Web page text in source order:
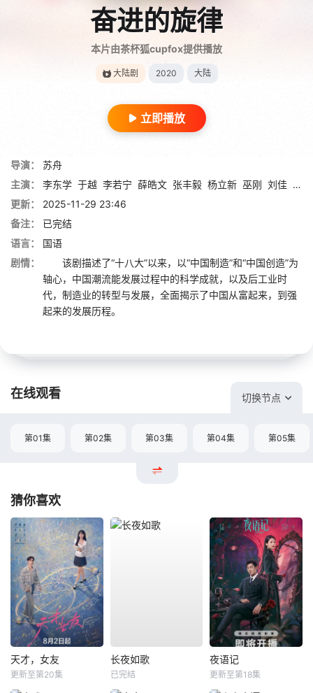
奋进的旋律
本片由茶杯狐cupfox提供播放
大陆剧 2020 大陆
立即播放
导演：
苏舟
主演：
李东学 于越 李若宁 薛皓文 张丰毅 杨立新 巫刚 刘佳 张
更新：
2025-11-29 23:46
备注：
已完结
语言：
国语
剧情：
该剧描述了“十八大”以来，以“中国制造”和“中国创造”为
轴心，中国潮流能发展过程中的科学成就，以及后工业时
代，制造业的转型与发展，全面揭示了中国从富起来，到强
起来的发展历程。
在线观看 切换节点
第01集 第02集 第03集 第04集 第05集
猜你喜欢
天才，女友
更新至第20集
长夜如歌
已完结
夜语记
更新至第18集